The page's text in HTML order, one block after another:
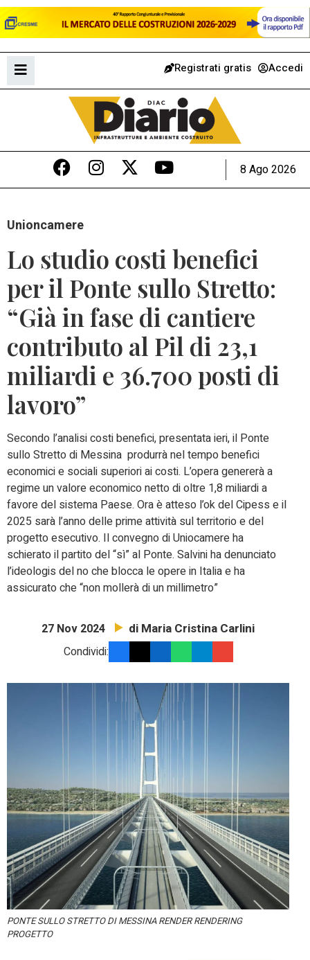
Registrati gratis Accedi
8 Ago 2026
Unioncamere
Lo studio costi benefici
per il Ponte sullo Stretto:
“Già in fase di cantiere
contributo al Pil di 23,1
miliardi e 36.700 posti di
lavoro”
Secondo l’analisi costi benefici, presentata ieri, il Ponte
sullo Stretto di Messina produrrà nel tempo benefici
economici e sociali superiori ai costi. L’opera genererà a
regime un valore economico netto di oltre 1,8 miliardi a
favore del sistema Paese. Ora è atteso l’ok del Cipess e il
2025 sarà l’anno delle prime attività sul territorio e del
progetto esecutivo. Il convegno di Uniocamere ha
schierato il partito del “sì” al Ponte. Salvini ha denunciato
l’ideologis del no che blocca le opere in Italia e ha
assicurato che “non mollerà di un millimetro”
27 Nov 2024 di Maria Cristina Carlini
Condividi:
PONTE SULLO STRETTO DI MESSINA RENDER RENDERING
PROGETTO